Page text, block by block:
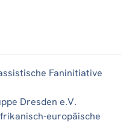
Faninitiative
Dresden e.V.
europäische